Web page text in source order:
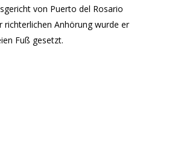
von Puerto del Rosario
richterlichen Anhörung wurde er
Fuß gesetzt.